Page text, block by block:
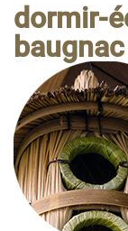
dormir-
baugnac